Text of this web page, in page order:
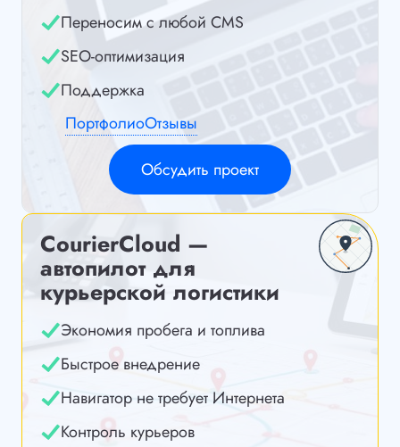
Переносим с любой CMS
SEO-оптимизация
Поддержка
ПортфолиоОтзывы
Обсудить проект
CourierCloud —
автопилот для
курьерской логистики
Экономия пробега и топлива
Быстрое внедрение
Навигатор не требует Интернета
Контроль курьеров